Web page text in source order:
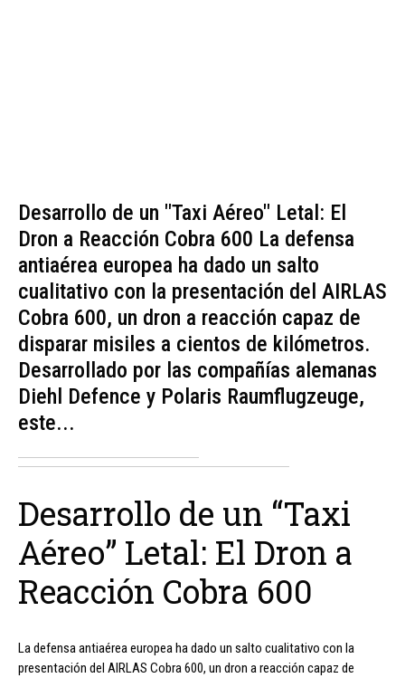
Desarrollo de un "Taxi Aéreo" Letal: El
Dron a Reacción Cobra 600 La defensa
antiaérea europea ha dado un salto
cualitativo con la presentación del AIRLAS
Cobra 600, un dron a reacción capaz de
disparar misiles a cientos de kilómetros.
Desarrollado por las compañías alemanas
Diehl Defence y Polaris Raumflugzeuge,
este...
Desarrollo de un “Taxi
Aéreo” Letal: El Dron a
Reacción Cobra 600
La defensa antiaérea europea ha dado un salto cualitativo con la
presentación del AIRLAS Cobra 600, un dron a reacción capaz de